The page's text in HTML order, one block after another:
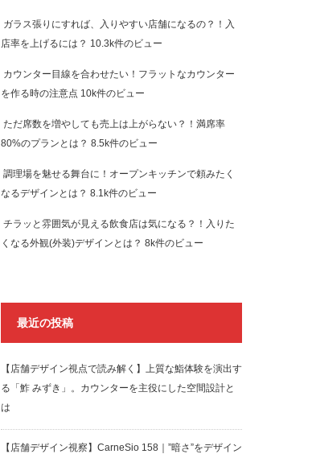
ガラス張りにすれば、入りやすい店舗になるの？！入
店率を上げるには？ 10.3k件のビュー
カウンター目線を合わせたい！フラットなカウンター
を作る時の注意点 10k件のビュー
ただ席数を増やしても売上は上がらない？！満席率
80%のプランとは？ 8.5k件のビュー
調理場を魅せる舞台に！オープンキッチンで頼みたく
なるデザインとは？ 8.1k件のビュー
チラッと雰囲気が見える飲食店は気になる？！入りた
くなる外観(外装)デザインとは？ 8k件のビュー
最近の投稿
【店舗デザイン視点で読み解く】上質な鮨体験を演出す
る「鮓 みずき」。カウンターを主役にした空間設計と
は
【店舗デザイン視察】CarneSio 158｜”暗さ”をデザイン